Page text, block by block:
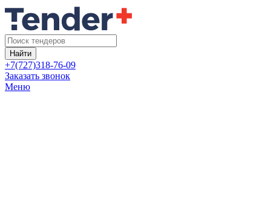
Найти
+7(727)318-76-09
Заказать звонок
Меню